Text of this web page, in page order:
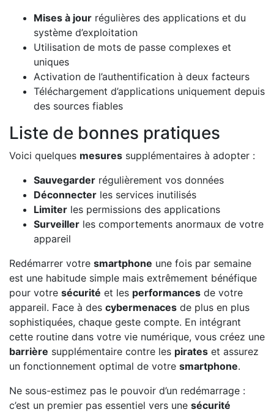
Mises à jour régulières des applications et du
système d’exploitation
Utilisation de mots de passe complexes et
uniques
Activation de l’authentification à deux facteurs
Téléchargement d’applications uniquement depuis
des sources fiables
Liste de bonnes pratiques
Voici quelques mesures supplémentaires à adopter :
Sauvegarder régulièrement vos données
Déconnecter les services inutilisés
Limiter les permissions des applications
Surveiller les comportements anormaux de votre
appareil
Redémarrer votre smartphone une fois par semaine
est une habitude simple mais extrêmement bénéfique
pour votre sécurité et les performances de votre
appareil. Face à des cybermenaces de plus en plus
sophistiquées, chaque geste compte. En intégrant
cette routine dans votre vie numérique, vous créez une
barrière supplémentaire contre les pirates et assurez
un fonctionnement optimal de votre smartphone.
Ne sous-estimez pas le pouvoir d’un redémarrage :
c’est un premier pas essentiel vers une sécurité